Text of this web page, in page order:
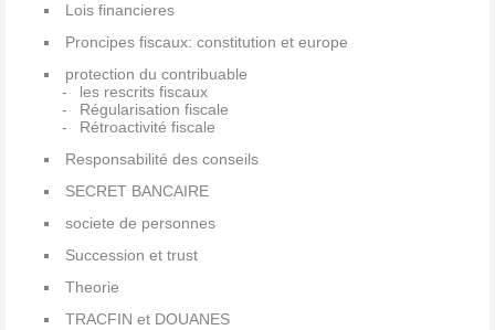
Lois financieres
Proncipes fiscaux: constitution et europe
protection du contribuable
les rescrits fiscaux
Régularisation fiscale
Rétroactivité fiscale
Responsabilité des conseils
SECRET BANCAIRE
societe de personnes
Succession et trust
Theorie
TRACFIN et DOUANES